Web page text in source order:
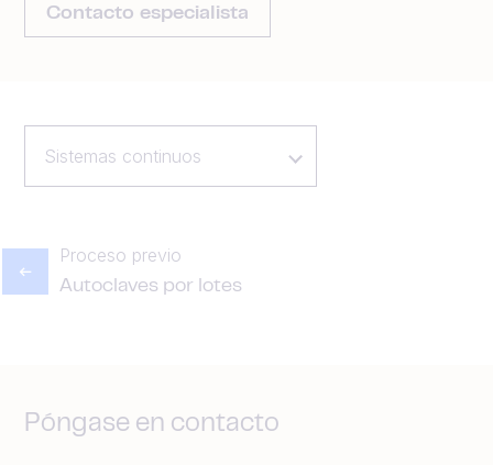
Contacto especialista
Sistemas continuos
Proceso previo
Autoclaves por lotes
Póngase en contacto